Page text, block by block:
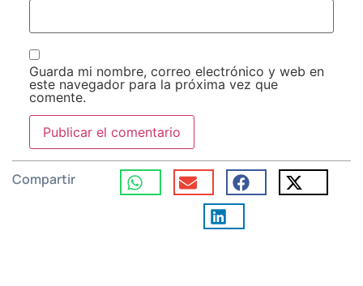
Guarda mi nombre, correo electrónico y web en
este navegador para la próxima vez que
comente.
Compartir